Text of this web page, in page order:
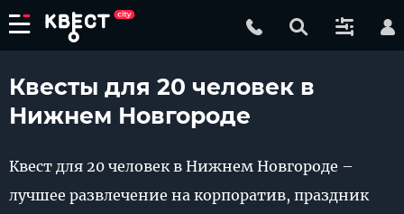
Квесты для 20 человек в
Нижнем Новгороде
Квест для 20 человек в Нижнем Новгороде –
лучшее развлечение на корпоратив, праздник